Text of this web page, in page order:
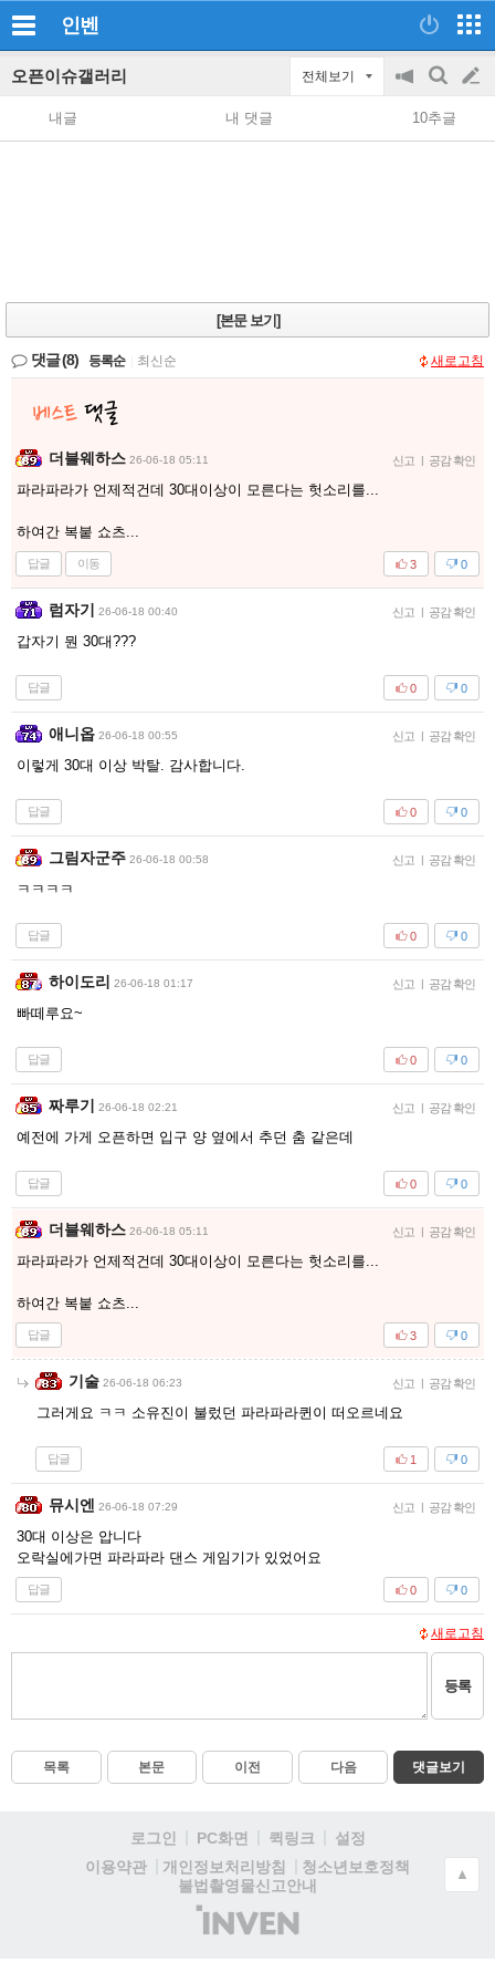
인벤
오픈이슈갤러리 전체보기
공
지
on/off
검
색
글
쓰
내글 내 댓글 10추글
[본문 보기]
댓글(8) 등록순 최신순 새로고침
더블웨하스 26-06-18 05:11 신고 | 공감 확인
파라파라가 언제적건데 30대이상이 모른다는 헛소리를...
하여간 복붙 쇼츠...
답글 이동 0
3
럼자기 26-06-18 00:40 신고 | 공감 확인
갑자기 뭔 30대???
답글 0
0
애니옵 26-06-18 00:55 신고 | 공감 확인
이렇게 30대 이상 박탈. 감사합니다.
답글 0
0
그림자군주 26-06-18 00:58 신고 | 공감 확인
ㅋㅋㅋㅋ
답글 0
0
하이도리 26-06-18 01:17 신고 | 공감 확인
빠떼루요~
답글 0
0
짜루기 26-06-18 02:21 신고 | 공감 확인
예전에 가게 오픈하면 입구 양 옆에서 추던 춤 같은데
답글 0
0
더블웨하스 26-06-18 05:11 신고 | 공감 확인
파라파라가 언제적건데 30대이상이 모른다는 헛소리를...
하여간 복붙 쇼츠...
답글 0
3
기술 26-06-18 06:23 신고 | 공감 확인
그러게요 ㅋㅋ 소유진이 불렀던 파라파라퀸이 떠오르네요
답글 0
1
뮤시엔 26-06-18 07:29 신고 | 공감 확인
30대 이상은 압니다
오락실에가면 파라파라 댄스 게임기가 있었어요
답글 0
0
새로고침
등록
목록 본문 이전 다음 댓글보기
로그인 PC화면 퀵링크
설정
이용약관
개인정보처리방침
청소년보호정책
불법촬영물신고안내
(주)
인
▲